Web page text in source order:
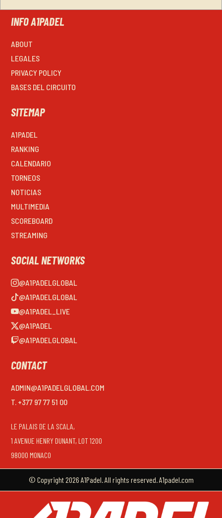
INFO A1PADEL
ABOUT
LEGALES
PRIVACY POLICY
BASES DEL CIRCUITO
SITEMAP
A1PADEL
RANKING
CALENDARIO
TORNEOS
NOTICIAS
MULTIMEDIA
SCOREBOARD
STREAMING
SOCIAL NETWORKS
@A1PADELGLOBAL
@A1PADELGLOBAL
@A1PADEL_LIVE
@A1PADEL
@A1PADELGLOBAL
CONTACT
ADMIN@A1PADELGLOBAL.COM
T. +377 97 77 51 00
LE PALAIS DE LA SCALA,
1 AVENUE HENRY DUNANT, LOT 1200
98000 MONACO
© Copyright 2026 A1Padel. All rights reserved. A1padel.com